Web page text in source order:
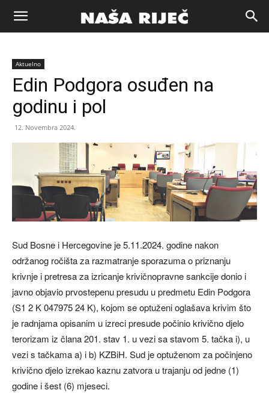
Naša
riječ
Zenica
Aktuelno
Edin Podgora osuđen na
godinu i pol
12. Novembra 2024.
Sud Bosne i Hercegovine je 5.11.2024. godine nakon
održanog ročišta za razmatranje sporazuma o priznanju
krivnje i pretresa za izricanje krivičnopravne sankcije donio i
javno objavio prvostepenu presudu u predmetu Edin Podgora
(S1 2 K 047975 24 K), kojom se optuženi oglašava krivim što
je radnjama opisanim u izreci presude počinio krivično djelo
terorizam iz člana 201. stav 1. u vezi sa stavom 5. tačka i), u
vezi s tačkama a) i b) KZBiH. Sud je optuženom za počinjeno
krivično djelo izrekao kaznu zatvora u trajanju od jedne (1)
godine i šest (6) mjeseci.